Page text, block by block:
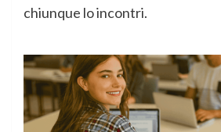
chiunque lo incontri.